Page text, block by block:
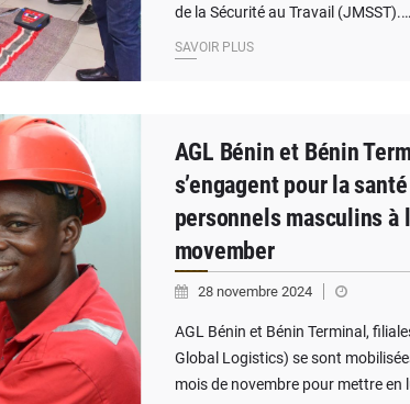
de la Sécurité au Travail (JMSST).…
SAVOIR PLUS
AGL Bénin et Bénin
s’engagent pour la
personnels masculins à
movember
28 novembre 2024
AGL Bénin et Bénin Terminal,
Global Logistics) se sont
mois de novembre pour mettre en